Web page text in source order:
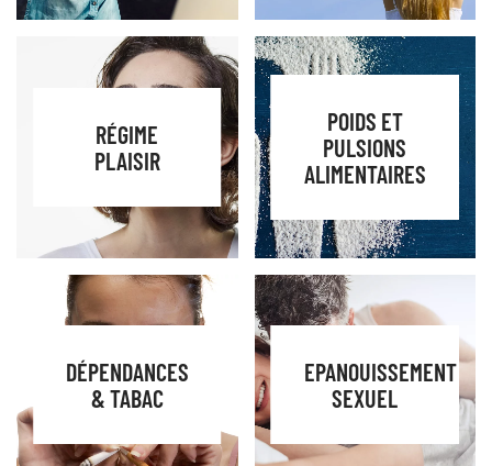
RÉGIME
PLAISIR
POIDS ET
PULSIONS
ALIMENTAIRES
DÉPENDANCES
& TABAC
EPANOUISSEMENT
SEXUEL